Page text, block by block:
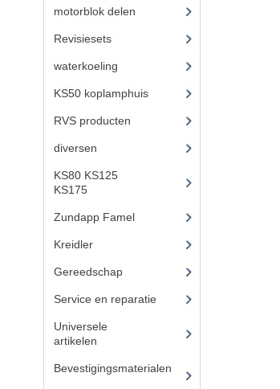
motorblok delen
Revisiesets(85)
waterkoeling
KS50 koplamphuis(22)
RVS producten
diversen
KS80 KS125
KS175(310)
Zundapp Famel(61)
Kreidler(648)
Gereedschap(5)
Service en reparatie
Universele
artikelen
Bevestigingsmaterialen